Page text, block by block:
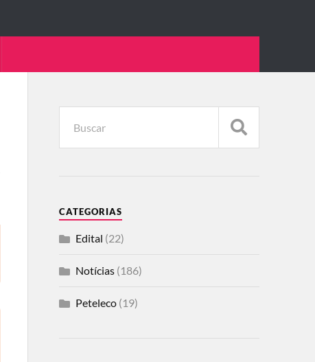
CATEGORIAS
Edital (22)
Notícias(186)
Peteleco(19)